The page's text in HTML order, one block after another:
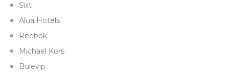
Sixt
Alua Hotels
Reebok
Michael Kors
Bulevip